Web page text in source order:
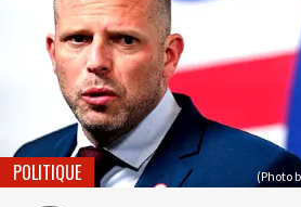
(Photo
POLITIQUE